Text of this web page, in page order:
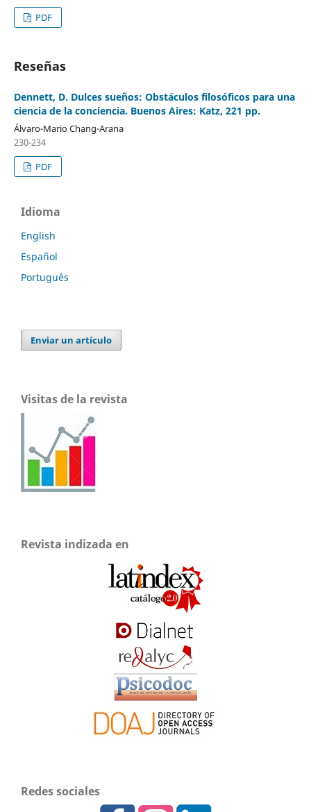
PDF
Reseñas
Dennett, D. Dulces sueños: Obstáculos filosóficos para una
ciencia de la conciencia. Buenos Aires: Katz, 221 pp.
Álvaro-Mario Chang-Arana
230-234
PDF
Idioma
English
Español
Português
Enviar un artículo
Visitas de la revista
Revista indizada en
Redes sociales